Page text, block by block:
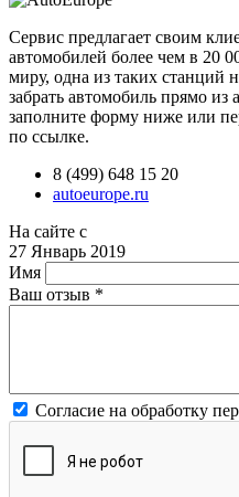
Сервис предлагает своим
автомобилей более чем в 20
миру, одна из таких станций
забрать автомобиль прямо из
заполните форму ниже или
по ссылке.
8 (499) 648 15 20
autoeurope.ru
На сайте с
27 Январь 2019
Имя
Ваш отзыв *
Согласие на обработку